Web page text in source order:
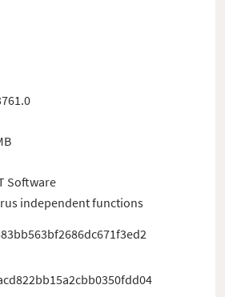
Software
independent functions